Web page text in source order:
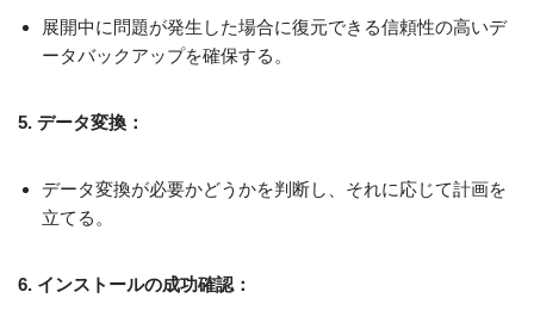
展開中に問題が発生した場合に復元できる信頼性の高いデ
ータバックアップを確保する。
5. データ変換：
データ変換が必要かどうかを判断し、それに応じて計画を
立てる。
6. インストールの成功確認：